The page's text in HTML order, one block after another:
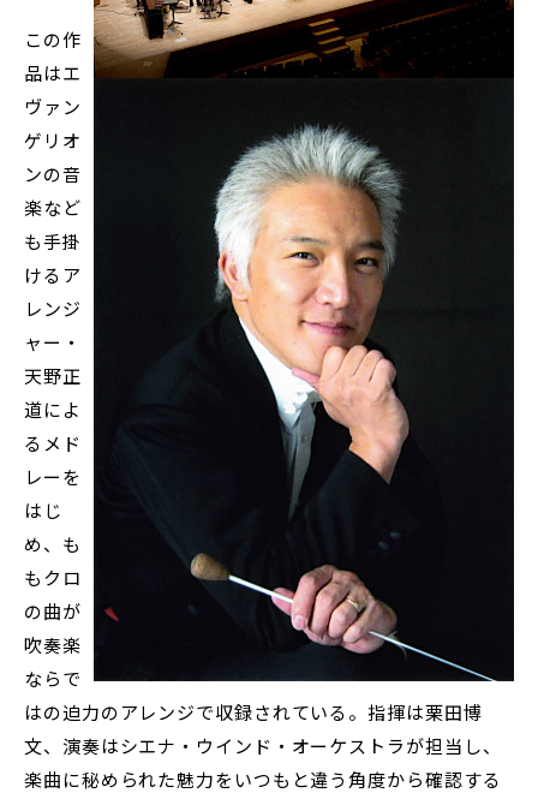
この作
品はエ
ヴァン
ゲリオ
ンの音
楽など
も手掛
けるア
レンジ
ャー・
天野正
道によ
るメド
レーを
はじ
め、も
もクロ
の曲が
吹奏楽
ならで
はの迫力のアレンジで収録されている。指揮は栗田博
文、演奏はシエナ・ウインド・オーケストラが担当し、
楽曲に秘められた魅力をいつもと違う角度から確認する